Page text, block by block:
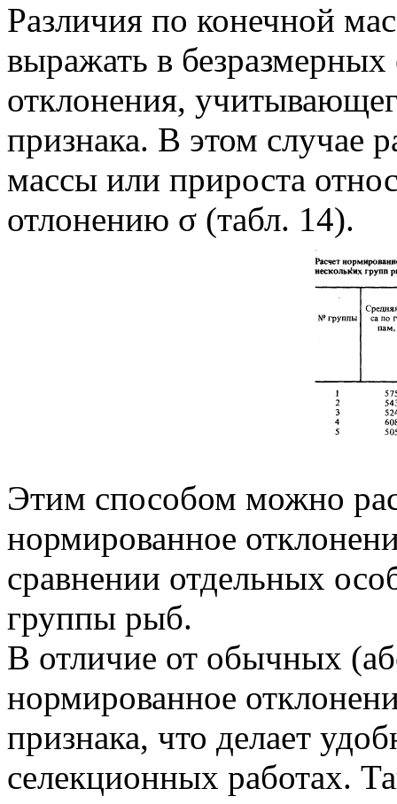
Различия по конечной
выражать в
отклонения,
признака. В этом случае
массы или прироста
отлонению σ (табл. 14).
Этим способом можно
нормированное
сравнении отдельных
группы рыб.
В отличие от обычных
нормированное
признака, что делает
селекционных работах.